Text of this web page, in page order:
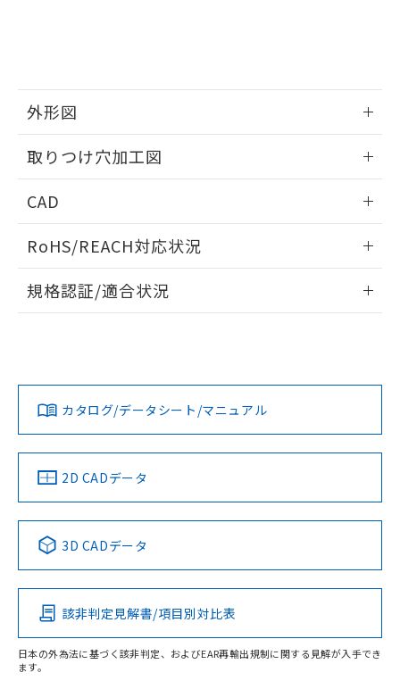
外形図
取りつけ穴加工図
CAD
ドすることができます。
ログイン/会員登録
ダウンロードデータをご利用いただく前に、以下を必ずお読
みください。
ソフトウェアの使用条件
RoHS/REACH対応状況
EU RoHS 注意事項・凡例
対応済み
中国 RoHS 注意事項・凡例
Pb Hg Cd Cr(VI)
O
規格認証/適合状況
カタログ/データシート/マニュアル
2D CADデータ
3D CADデータ
該非判定見解書/項目別対比表
日本の外為法に基づく該非判定、およびEAR再輸出規制に関する見解が入手でき
ます。
していることから、特段のことがない限
り、2022年1月12日より割愛しておりま
す。